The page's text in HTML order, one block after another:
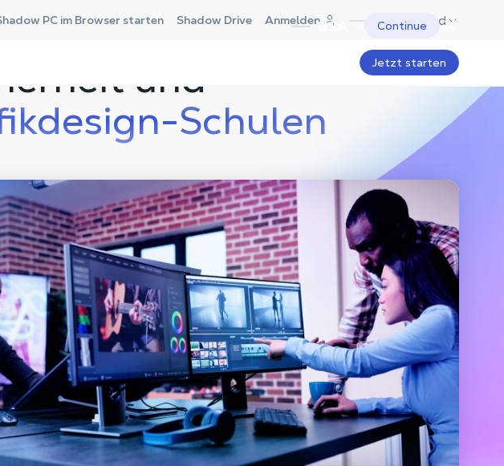
USA Continue
PC im Browser starten Shadow Drive Anmelden Deutschland
Jetzt starten
und
Schulen